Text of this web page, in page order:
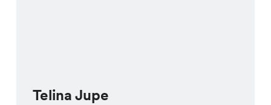
Telina Jupe